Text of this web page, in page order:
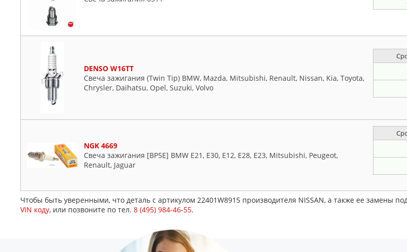
DENSO W16TT
Свеча зажигания (Twin Tip) BMW, Mazda, Mitsubishi, Renault, Nissan, Kia, Toyota,
Chrysler, Daihatsu, Opel, Suzuki, Volvo
NGK 4669
Свеча зажигания [BP5E] BMW E21, E30, E12, E28, E23, Mitsubishi, Peugeot,
Renault, Jaguar
Чтобы быть уверенными, что деталь с артикулом 22401W8915 производителя NISSAN, а также ее замены
VIN коду, или позвоните по тел. 8 (495) 984-46-55.